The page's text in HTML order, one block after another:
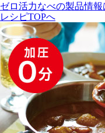
ゼロ活力なべの製品情報
レシピTOPへ